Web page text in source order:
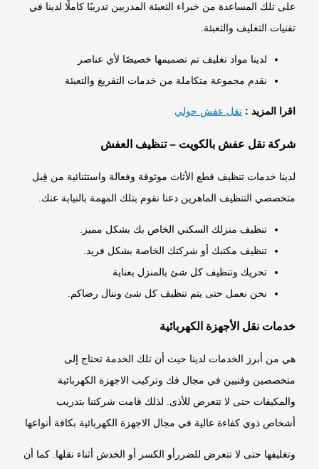
على تلك المساعدة من خبراء التعبئة المدربين تدريبًا كاملًا لدينا في
تقنيات التغليف والتعبئة.
لدينا مواد تغليف تم تصميمها خصيصًا لأي عناصر
نقدم مجموعة متكاملة من خدمات التفريغ والتعبئة
اقرا المزيد : نقل عفش حولي
شركة نقل عفش بالكويت – تنظيف العفش
لدينا خدمات تنظيف قطع الأثاث موثوقة وفعالة واستثنائية من قِبل
متخصصي التنظيف الماهرين دعنا نقوم بتلك المهمة بالنيابة عنك.
تنظيف منزلك السكني الخاص بك بشكل مميز.
تنظيف مكتبك أو شركتك الخاصة بشكل فريد.
تحريك وتنظيف كل شئ بالمنزل بعناية
نحن نعمل حتى يتم تنظيف كل شئ وننال رضاكم.
خدمات نقل الأجهزة الكهربائية
هي من أبرز الخدمات لدينا حيث أن تلك الخدمة تحتاج إلى
متخصصين وفنيين في مجال فك وتركيب الاجهزة الكهربائية
والمكيفات حتى لا تتعرض للأذى. لذلك قامت شركتنا بتدريب
أشخاص ذوي كفاءة عالية في مجال الاجهزة الكهربائية بكافة أنواعها
وتغليفها حتى لا تتعرض للضررأو الكسر أو الخدش أثناء نقلها. كما أن